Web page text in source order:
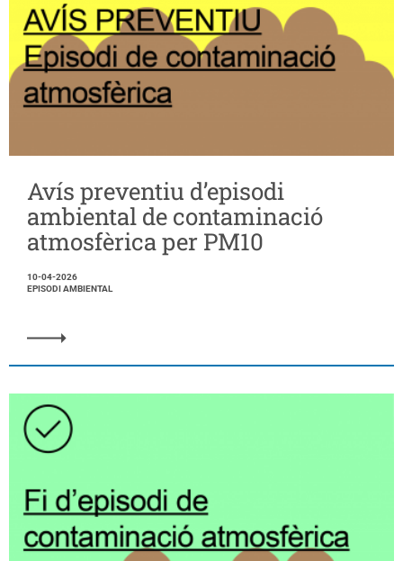
Avís preventiu d’episodi
ambiental de contaminació
atmosfèrica per PM10
10-04-2026
EPISODI AMBIENTAL